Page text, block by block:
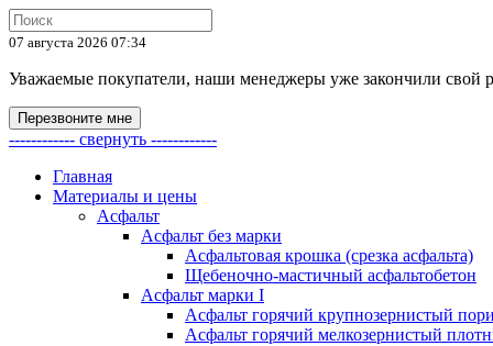
07 августа 2026 07:34
Уважаемые покупатели, наши менеджеры уже закончили свой
Перезвоните мне
------------ свернуть ------------
Главная
Материалы и цены
Асфальт
Асфальт без марки
Асфальтовая крошка (срезка асфальта)
Щебеночно-мастичный асфальтобетон
Асфальт марки I
Асфальт горячий крупнозернистый
Асфальт горячий мелкозернистый